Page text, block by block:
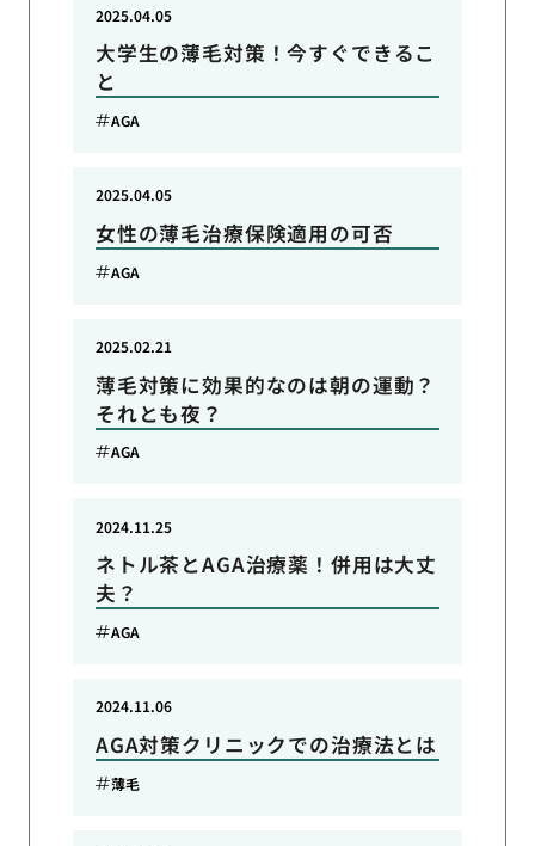
大学生の薄毛対策！今すぐできるこ
と
2025.04.05
AGA
女性の薄毛治療保険適用の可否
2025.04.05
AGA
薄毛対策に効果的なのは朝の運動？
それとも夜？
2025.02.21
AGA
ネトル茶とAGA治療薬！併用は大丈
夫？
2024.11.25
AGA
AGA対策クリニックでの治療法とは
2024.11.06
薄毛